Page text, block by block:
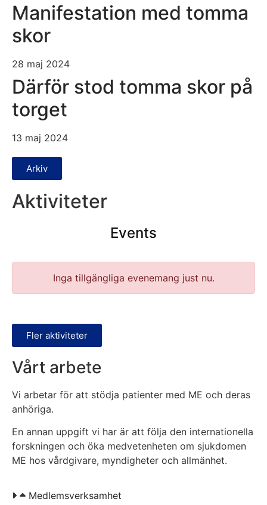
Manifestation med tomma
skor
28 maj 2024
Därför stod tomma skor på
torget
13 maj 2024
Arkiv
Aktiviteter
Events
Inga tillgängliga evenemang just nu.
Fler aktiviteter
Vårt arbete
Vi arbetar för att stödja patienter med ME och deras
anhöriga.
En annan uppgift vi har är att följa den internationella
forskningen och öka medvetenheten om sjukdomen
ME hos vårdgivare, myndigheter och allmänhet.
Medlemsverksamhet